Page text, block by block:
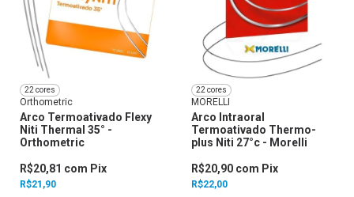
22 cores
Orthometric
Arco Termoativado Flexy
Niti Thermal 35° -
Orthometric
R$21,90
R$20,81 com Pix
22 cores
MORELLI
Arco Intraoral
Termoativado Thermo-
plus Niti 27°c - Morelli
R$22,00
R$20,90 com Pix